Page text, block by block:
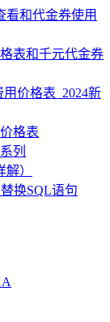
看和代金券使用
表和千元代金券
价格表_2024新
格表
列
）
换SQL语句